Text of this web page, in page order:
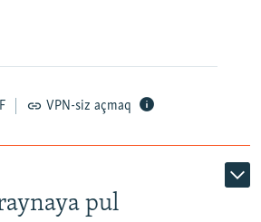
VPN-siz açmaq
pul